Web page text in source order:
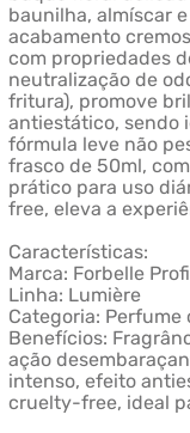
baunilha, almíscar
acabamento
com propriedades
neutralização de
fritura), promove
antiestático, sendo
fórmula leve não
frasco de 50ml,
prático para uso
free, eleva a
Características:
Marca: Forbelle
Linha: Lumière
Categoria: Perfume
Benefícios:
ação
intenso, efeito
cruelty-free, ideal